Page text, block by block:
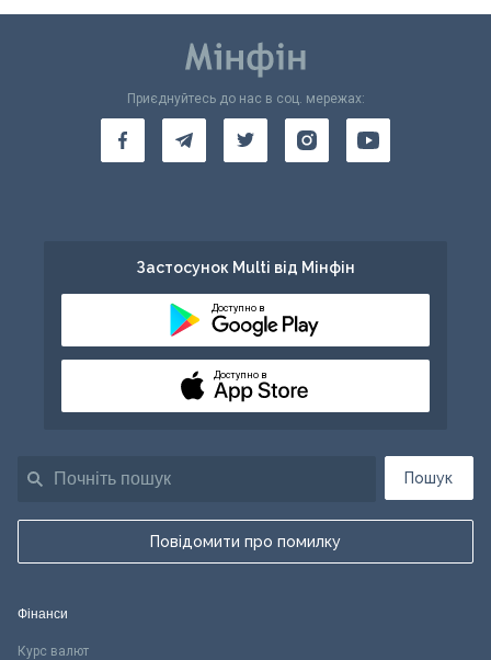
Пошук
Повідомити про помилку
Приєднуйтесь до нас в соц. мережах:
Застосунок Multi від Мінфін
Доступно в
Доступно в
Фінанси
Курс валют